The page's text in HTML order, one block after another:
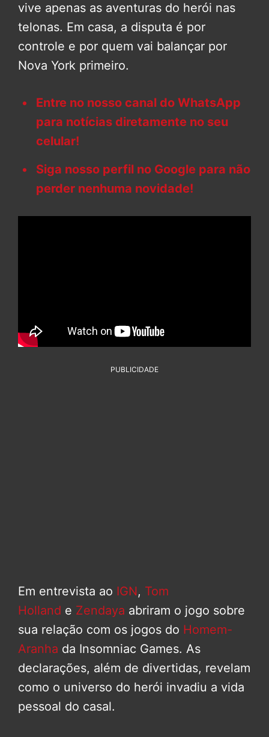
vive apenas as aventuras do herói nas
telonas. Em casa, a disputa é por
controle e por quem vai balançar por
Nova York primeiro.
Entre no nosso canal do WhatsApp
para notícias diretamente no seu
celular!
Siga nosso perfil no Google para não
perder nenhuma novidade!
PUBLICIDADE
Em entrevista ao IGN, Tom
Holland e Zendaya abriram o jogo sobre
sua relação com os jogos do Homem-
Aranha da Insomniac Games. As
declarações, além de divertidas, revelam
como o universo do herói invadiu a vida
pessoal do casal.